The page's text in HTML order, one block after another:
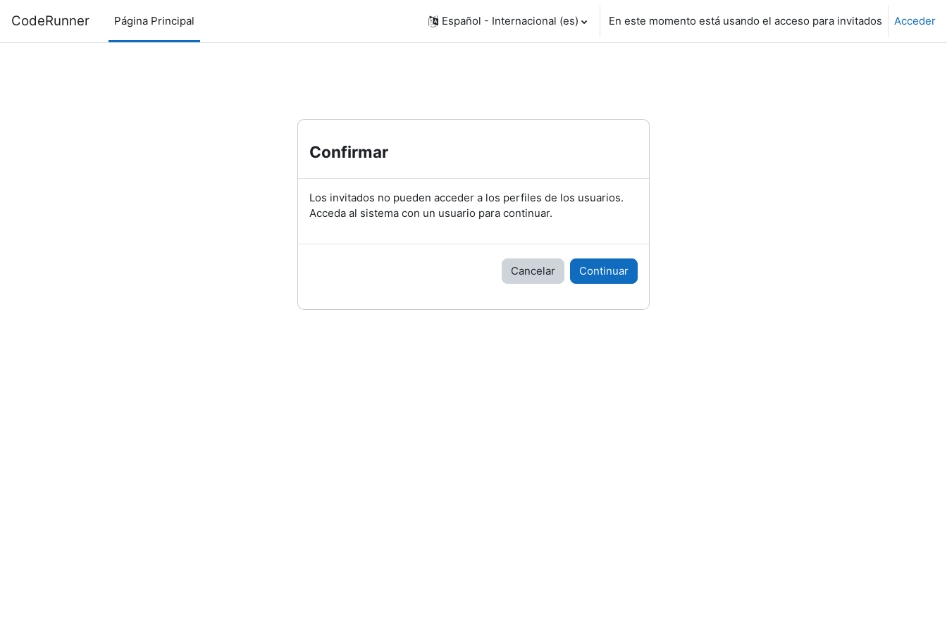
CodeRunner Página Principal Español - Internacional ‎(es)‎ En este momento está usando el acceso para invitados Acceder
Confirmar
Los invitados no pueden acceder a los perfiles de los usuarios.
Acceda al sistema con un usuario para continuar.
Cancelar Continuar